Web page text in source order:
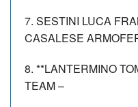
7. SESTINI LUCA
CASALESE
8. **LANTERMINO
TEAM –